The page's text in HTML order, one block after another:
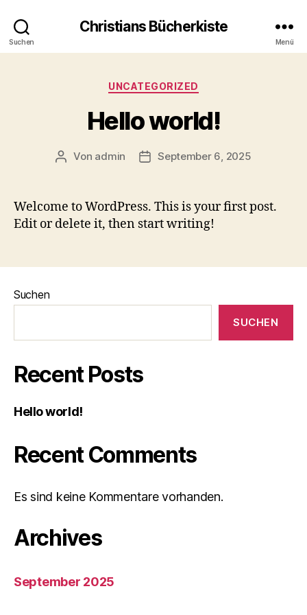
Suchen
Christians Bücherkiste
Menü
Kategorien
UNCATEGORIZED
Hello world!
Beitragsautor
Von admin Beitragsdatum
September 6, 2025
Welcome to WordPress. This is your first post.
Edit or delete it, then start writing!
Suchen
SUCHEN
Recent Posts
Hello world!
Recent Comments
Es sind keine Kommentare vorhanden.
Archives
September 2025